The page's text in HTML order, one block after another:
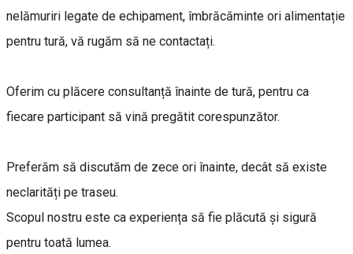
nelămuriri legate de echipament, îmbrăcăminte ori alimentație
pentru tură, vă rugăm să ne contactați.
Oferim cu plăcere consultanță înainte de tură, pentru ca
fiecare participant să vină pregătit corespunzător.
Preferăm să discutăm de zece ori înainte, decât să existe
neclarități pe traseu.
Scopul nostru este ca experiența să fie plăcută și sigură
pentru toată lumea.